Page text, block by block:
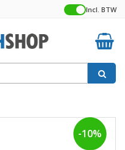
Incl. BTW
-10%